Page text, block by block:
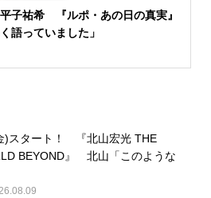
子祐希 『ルポ・あの日の真実』
語っていました」
)スタート！ 『北山宏光 THE
BEYOND』 北山「このような